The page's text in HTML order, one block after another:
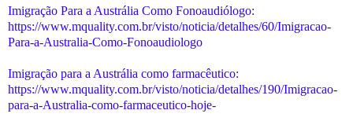
Imigração Para a Austrália Como Fonoaudiólogo:
https://www.mquality.com.br/visto/noticia/detalhes/60/Imigracao-
Para-a-Australia-Como-Fonoaudiologo
Imigração para a Austrália como farmacêutico:
https://www.mquality.com.br/visto/noticia/detalhes/190/Imigracao-
para-a-Australia-como-farmaceutico-hoje-